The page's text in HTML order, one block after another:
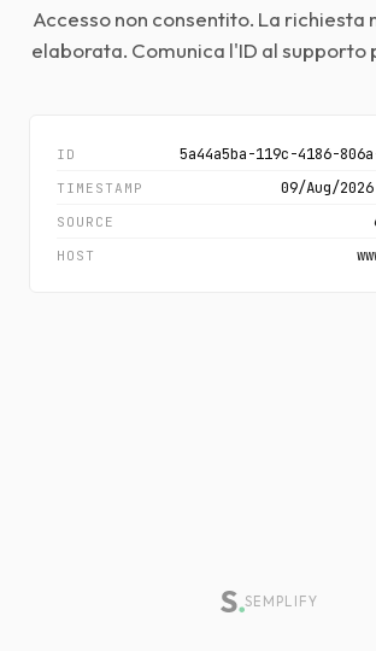
Accesso non consentito. La richiesta
elaborata. Comunica l'ID al supporto
ID 5a44a5ba-119c-4186-
TIMESTAMP 09/Aug/
SOURCE
HOST
SEMPLIFY